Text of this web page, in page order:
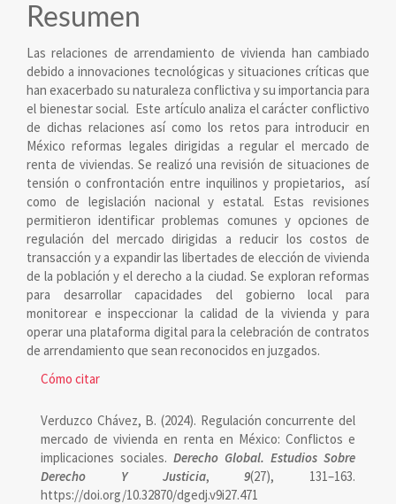
del
artículo
Resumen
Las relaciones de arrendamiento de vivienda han cambiado
debido a innovaciones tecnológicas y situaciones críticas que
han exacerbado su naturaleza conflictiva y su importancia para
el bienestar social. Este artículo analiza el carácter conflictivo
de dichas relaciones así como los retos para introducir en
México reformas legales dirigidas a regular el mercado de
renta de viviendas. Se realizó una revisión de situaciones de
tensión o confrontación entre inquilinos y propietarios, así
como de legislación nacional y estatal. Estas revisiones
permitieron identificar problemas comunes y opciones de
regulación del mercado dirigidas a reducir los costos de
transacción y a expandir las libertades de elección de vivienda
de la población y el derecho a la ciudad. Se exploran reformas
para desarrollar capacidades del gobierno local para
monitorear e inspeccionar la calidad de la vivienda y para
operar una plataforma digital para la celebración de contratos
de arrendamiento que sean reconocidos en juzgados.
Detalles
artículo
Cómo citar
Verduzco Chávez, B. (2024). Regulación concurrente del
mercado de vivienda en renta en México: Conflictos e
implicaciones sociales. Derecho Global. Estudios Sobre
Derecho Y Justicia,9(27), 131–163.
https://doi.org/10.32870/dgedj.v9i27.471